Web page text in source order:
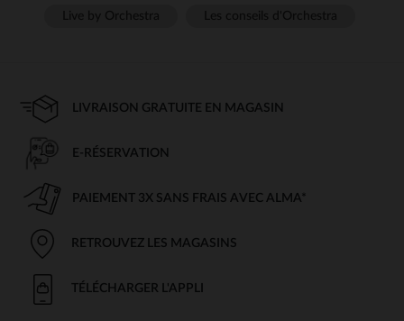
LIVRAISON GRATUITE EN MAGASIN
E-RÉSERVATION
PAIEMENT 3X SANS FRAIS AVEC ALMA*
RETROUVEZ LES MAGASINS
TÉLÉCHARGER L'APPLI